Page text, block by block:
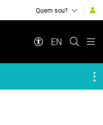
Quem sou?
EN